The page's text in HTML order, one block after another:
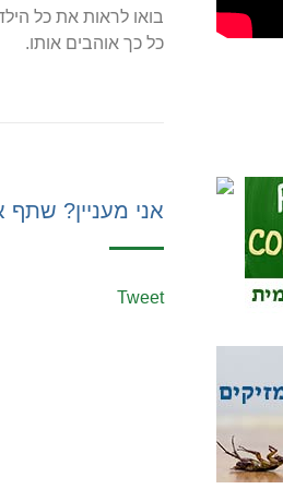
בואו לראות את כל
כל כך אוהבים אותו.
אני מעניין? שתף
Tweet